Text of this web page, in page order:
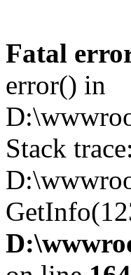
Fatal
error() in
Stack